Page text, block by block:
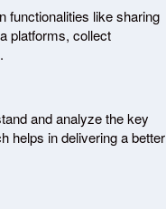
functionalities like sharing
platforms, collect
and analyze the key
helps in delivering a better